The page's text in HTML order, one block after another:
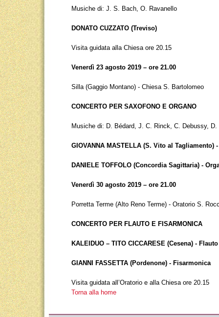
Musiche di: J. S. Bach, O. Ravanello
DONATO CUZZATO (Treviso)
Visita guidata alla Chiesa ore 20.15
Venerdì 23 agosto 2019 – ore 21.00
Silla (Gaggio Montano) - Chiesa S. Bartolomeo
CONCERTO PER SAXOFONO E ORGANO
Musiche di: D. Bédard, J. C. Rinck, C. Debussy, D.
GIOVANNA MASTELLA (S. Vito al Tagliamento)
DANIELE TOFFOLO (Concordia Sagittaria) -
Venerdì 30 agosto 2019 – ore 21.00
Porretta Terme (Alto Reno Terme) - Oratorio S.
CONCERTO PER FLAUTO E FISARMONICA
KALEIDUO – TITO CICCARESE (Cesena) - Flauto
GIANNI FASSETTA (Pordenone) - Fisarmonica
Visita guidata all’Oratorio e alla Chiesa ore 20.15
Torna alla home